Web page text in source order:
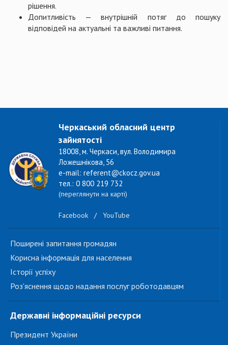
рішення.
Допитливість — внутрішній потяг до пошуку
відповідей на актуальні та важливі питання.
Черкаський обласний центр
зайнятості
18008, м. Черкаси, вул. Володимира
Ложешнікова, 56
e-mail: referent@ckocz.gov.ua
тел.: 0 800 219 732
(переглянути на карті)
Facebook / YouTube
Поширені запитання громадян
Корисна інформація для населення
Історії успіху
Роз'яснення щодо надання послуг роботодавцям
Державні інформаційні ресурси
Президент України